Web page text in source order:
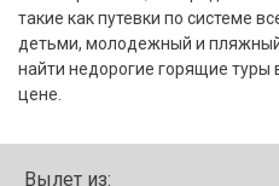
такие как путевки по системе
детьми, молодежный и
найти недорогие горящие туры
цене.
Вылет из:
Большой Сочи
Кав Мин Воды
VIP отели 5 звезд